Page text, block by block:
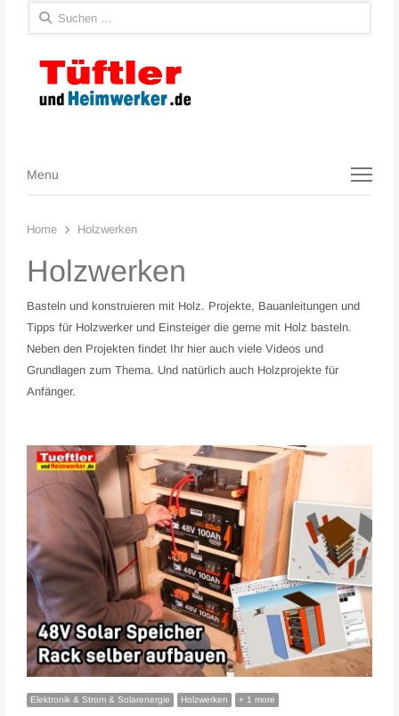
Suchen
nach:
Menu
Menu
Home Holzwerken
Holzwerken
Basteln und konstruieren mit Holz. Projekte, Bauanleitungen und
Tipps für Holzwerker und Einsteiger die gerne mit Holz basteln.
Neben den Projekten findet Ihr hier auch viele Videos und
Grundlagen zum Thema. Und natürlich auch Holzprojekte für
Anfänger.
Elektronik & Strom & Solarenergie Holzwerken + 1 more